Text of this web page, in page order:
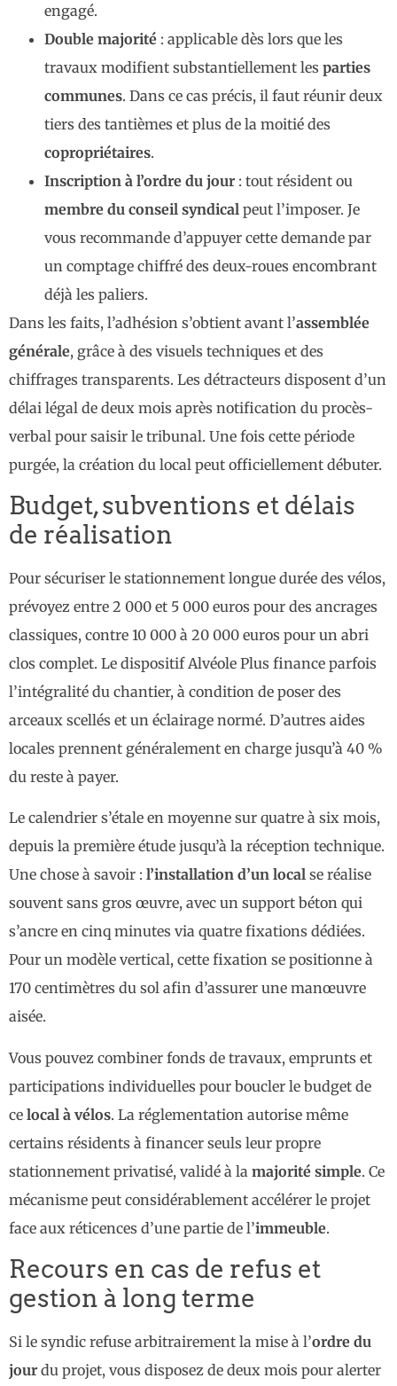
engagé.
Double majorité : applicable dès lors que les
travaux modifient substantiellement les parties
communes. Dans ce cas précis, il faut réunir deux
tiers des tantièmes et plus de la moitié des
copropriétaires.
Inscription à l’ordre du jour : tout résident ou
membre du conseil syndical peut l’imposer. Je
vous recommande d’appuyer cette demande par
un comptage chiffré des deux-roues encombrant
déjà les paliers.
Dans les faits, l’adhésion s’obtient avant l’assemblée
générale, grâce à des visuels techniques et des
chiffrages transparents. Les détracteurs disposent d’un
délai légal de deux mois après notification du procès-
verbal pour saisir le tribunal. Une fois cette période
purgée, la création du local peut officiellement débuter.
Budget, subventions et délais
de réalisation
Pour sécuriser le stationnement longue durée des vélos,
prévoyez entre 2 000 et 5 000 euros pour des ancrages
classiques, contre 10 000 à 20 000 euros pour un abri
clos complet. Le dispositif Alvéole Plus finance parfois
l’intégralité du chantier, à condition de poser des
arceaux scellés et un éclairage normé. D’autres aides
locales prennent généralement en charge jusqu’à 40 %
du reste à payer.
Le calendrier s’étale en moyenne sur quatre à six mois,
depuis la première étude jusqu’à la réception technique.
Une chose à savoir : l’installation d’un local se réalise
souvent sans gros œuvre, avec un support béton qui
s’ancre en cinq minutes via quatre fixations dédiées.
Pour un modèle vertical, cette fixation se positionne à
170 centimètres du sol afin d’assurer une manœuvre
aisée.
Vous pouvez combiner fonds de travaux, emprunts et
participations individuelles pour boucler le budget de
ce local à vélos. La réglementation autorise même
certains résidents à financer seuls leur propre
stationnement privatisé, validé à la majorité simple. Ce
mécanisme peut considérablement accélérer le projet
face aux réticences d’une partie de l’immeuble.
Recours en cas de refus et
gestion à long terme
Si le syndic refuse arbitrairement la mise à l’ordre du
jour du projet, vous disposez de deux mois pour alerter